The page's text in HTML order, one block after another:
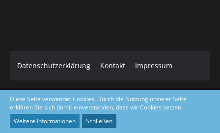
Datenschutzerklärung Kontakt Impressum
Core Dark Modded Design coded & layout by Gino Zantarelli 2019-
2026©
Community-Software:WoltLab Suite™ 5.5.23
Diese Seite verwendet Cookies. Durch die Nutzung unserer Seite
erklären Sie sich damit einverstanden, dass wir Cookies setzen.
Weitere Informationen
Schließen